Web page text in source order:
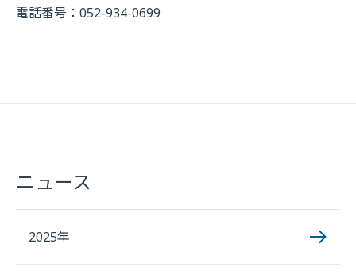
電話番号：052-934-0699
ニュース
2025年